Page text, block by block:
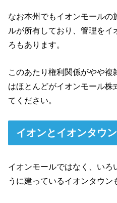
なお本州でもイオンモールの
ルが所有しており、管理をイ
ろもあります。
このあたり権利関係がやや
はほとんどがイオンモール株
てください。
イオンとイオンタウ
イオンモールではなく、いろ
うに建っているイオンタウン